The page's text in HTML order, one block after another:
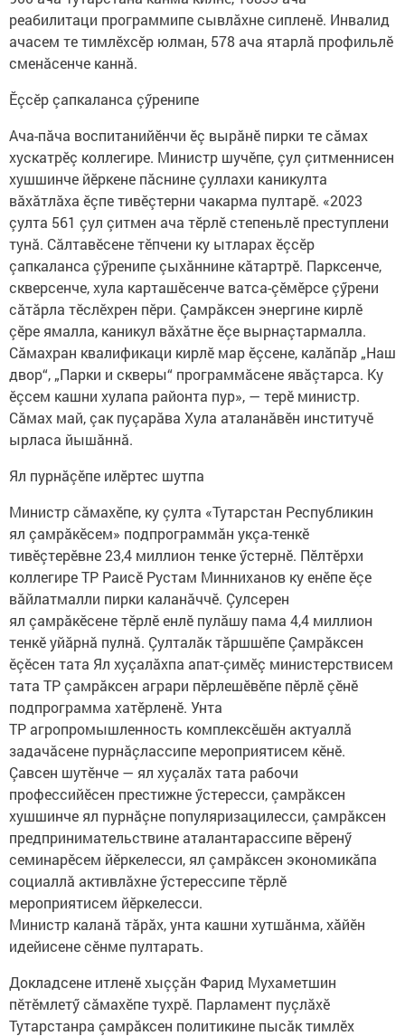
реабилитаци программипе сывлăхне сипленӗ. Инвалид
ачасем те тимлӗхсӗр юлман, 578 ача ятарлă профильлӗ
сменăсенче каннă.
Ӗçсӗр çапкаланса çӳренипе
Ача-пăча воспитанийӗнчи ӗç вырăнӗ пирки те сăмах
хускатрӗç коллегире. Министр шучӗпе, çул çитменнисен
хушшинче йӗркене пăснине çуллахи каникулта
вăхăтлăха ӗçпе тивӗçтерни чакарма пултарӗ. «2023
çулта 561 çул çитмен ача тӗрлӗ степеньлӗ преступлени
тунă. Сăлтавӗсене тӗпчени ку ытларах ӗçсӗр
çапкаланса çӳренипе çыхăннине кăтартрӗ. Парксенче,
скверсенче, хула карташӗсенче ватса-çӗмӗрсе çӳрени
сăтăрла тӗслӗхрен пӗри. Çамрăксен энергине кирлӗ
çӗре ямалла, каникул вăхăтне ӗçе вырнаçтармалла.
Сăмахран квалификаци кирлӗ мар ӗçсене, калăпăр „Наш
двор“, „Парки и скверы“ программăсене явăçтарса. Ку
ӗçсем кашни хулапа районта пур», — терӗ министр.
Сăмах май, çак пуçарăва Хула аталанăвӗн институчӗ
ырласа йышăннă.
Ял пурнăçӗпе илӗртес шутпа
Министр сăмахӗпе, ку çулта «Тутарстан Республикин
ял çамрăкӗсем» подпрограммăн укçа-тенкӗ
тивӗçтерӗвне 23,4 миллион тенке ӳстернӗ. Пӗлтӗрхи
коллегире ТР Раисӗ Рустам Минниханов ку енӗпе ӗçе
вăйлатмалли пирки каланăччӗ. Çулсерен
ял çамрăкӗсене тӗрлӗ енлӗ пулăшу пама 4,4 миллион
тенкӗ уйăрнă пулнă. Çулталăк тăршшӗпе Çамрăксен
ӗçӗсен тата Ял хуçалăхпа апат-çимӗç министерствисем
тата ТР çамрăксен аграри пӗрлешӗвӗпе пӗрлӗ çӗнӗ
подпрограмма хатӗрленӗ. Унта
ТР агропромышленность комплексӗшӗн актуаллă
задачăсене пурнăçлассипе мероприятисем кӗнӗ.
Çавсен шутӗнче — ял хуçалăх тата рабочи
профессийӗсен престижне ӳстересси, çамрăксен
хушшинче ял пурнăçне популяризацилесси, çамрăксен
предпринимательствине аталантарассипе вӗренӳ
семинарӗсем йӗркелесси, ял çамрăксен экономикăпа
социаллă активлăхне ӳстерессипе тӗрлӗ
мероприятисем йӗркелесси.
Министр каланă тăрăх, унта кашни хутшăнма, хăйӗн
идейисене сӗнме пултарать.
Докладсене итленӗ хыççăн Фарид Мухаметшин
пӗтӗмлетӳ сăмахӗпе тухрӗ. Парламент пуçлăхӗ
Тутарстанра çамрăксен политикине пысăк тимлӗх